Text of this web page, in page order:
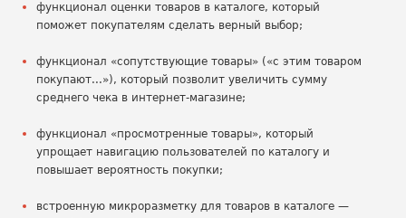
функционал оценки товаров в каталоге, который
поможет покупателям сделать верный выбор;
функционал «сопутствующие товары» («с этим товаром
покупают...»), который позволит увеличить сумму
среднего чека в интернет-магазине;
функционал «просмотренные товары», который
упрощает навигацию пользователей по каталогу и
повышает вероятность покупки;
встроенную микроразметку для товаров в каталоге —